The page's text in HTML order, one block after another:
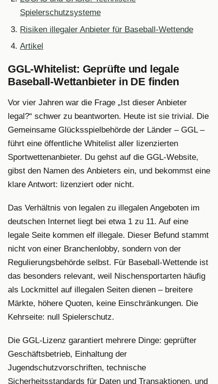
Spielerschutzsysteme
Risiken illegaler Anbieter für Baseball-Wettende
Artikel
GGL-Whitelist: Geprüfte und legale
Baseball-Wettanbieter in DE finden
Vor vier Jahren war die Frage „Ist dieser Anbieter
legal?“ schwer zu beantworten. Heute ist sie trivial. Die
Gemeinsame Glücksspielbehörde der Länder – GGL –
führt eine öffentliche Whitelist aller lizenzierten
Sportwettenanbieter. Du gehst auf die GGL-Website,
gibst den Namen des Anbieters ein, und bekommst eine
klare Antwort: lizenziert oder nicht.
Das Verhältnis von legalen zu illegalen Angeboten im
deutschen Internet liegt bei etwa 1 zu 11. Auf eine
legale Seite kommen elf illegale. Dieser Befund stammt
nicht von einer Branchenlobby, sondern von der
Regulierungsbehörde selbst. Für Baseball-Wettende ist
das besonders relevant, weil Nischensportarten häufig
als Lockmittel auf illegalen Seiten dienen – breitere
Märkte, höhere Quoten, keine Einschränkungen. Die
Kehrseite: null Spielerschutz.
Die GGL-Lizenz garantiert mehrere Dinge: geprüfter
Geschäftsbetrieb, Einhaltung der
Jugendschutzvorschriften, technische
Sicherheitsstandards für Daten und Transaktionen, und